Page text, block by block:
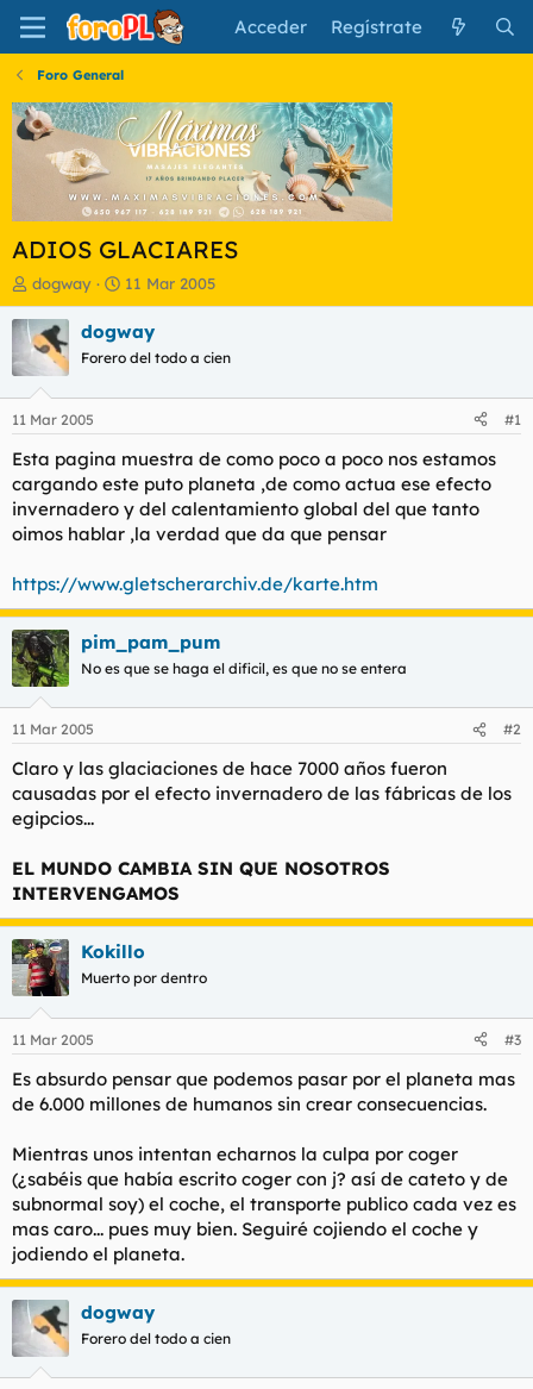
Acceder Regístrate
Foro General
ADIOS GLACIARES
I
n
i
c
a
d
o
r
e
l
t
m
dogway
F
e
c
a
i
n
i
c
i
o
11 Mar 2005
dogway
Forero del todo a cien
11 Mar 2005 #1
Esta pagina muestra de como poco a poco nos estamos
cargando este puto planeta ,de como actua ese efecto
invernadero y del calentamiento global del que tanto
oimos hablar ,la verdad que da que pensar
https://www.gletscherarchiv.de/karte.htm
pim_pam_pum
No es que se haga el dificil, es que no se entera
11 Mar 2005 #2
Claro y las glaciaciones de hace 7000 años fueron
causadas por el efecto invernadero de las fábricas de los
egipcios...
EL MUNDO CAMBIA SIN QUE NOSOTROS
INTERVENGAMOS
Kokillo
Muerto por dentro
11 Mar 2005 #3
Es absurdo pensar que podemos pasar por el planeta mas
de 6.000 millones de humanos sin crear consecuencias.
Mientras unos intentan echarnos la culpa por coger
(¿sabéis que había escrito coger con j? así de cateto y de
subnormal soy) el coche, el transporte publico cada vez es
mas caro... pues muy bien. Seguiré cojiendo el coche y
jodiendo el planeta.
dogway
Forero del todo a cien